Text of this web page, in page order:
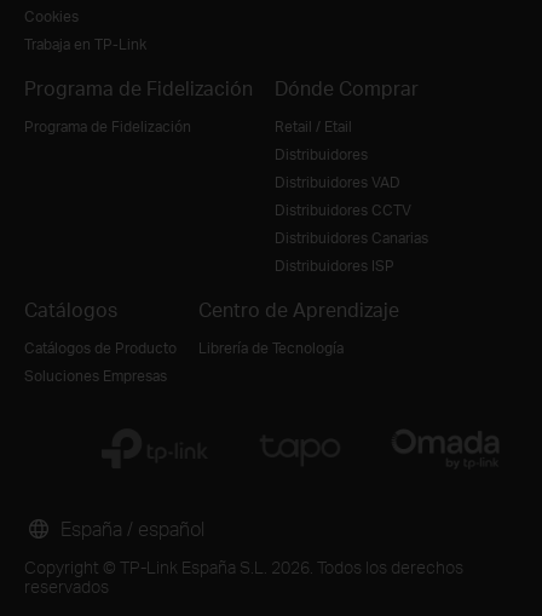
Cookies
Trabaja en TP-Link
Programa de Fidelización
Programa de Fidelización
Dónde Comprar
Retail / Etail
Distribuidores
Distribuidores VAD
Distribuidores CCTV
Distribuidores Canarias
Distribuidores ISP
Catálogos
Catálogos de Producto
Soluciones Empresas
Centro de Aprendizaje
Librería de Tecnología
Copyright © TP-Link España S.L. 2026. Todos los derechos
reservados
España / español